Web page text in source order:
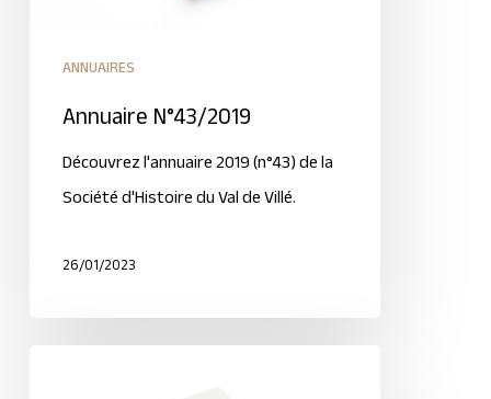
ANNUAIRES
Annuaire N°43/2019
Découvrez l'annuaire 2019 (n°43) de la
Société d'Histoire du Val de Villé.
26/01/2023